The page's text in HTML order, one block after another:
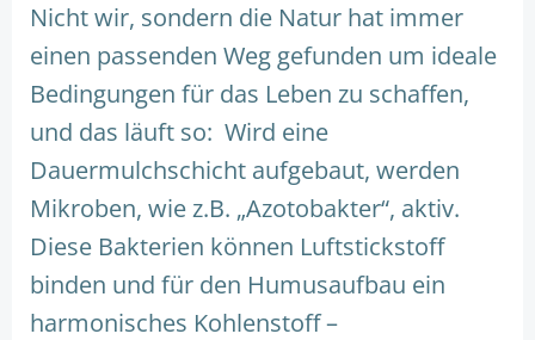
Nicht wir, sondern die Natur hat immer
einen passenden Weg gefunden um ideale
Bedingungen für das Leben zu schaffen,
und das läuft so: Wird eine
Dauermulchschicht aufgebaut, werden
Mikroben, wie z.B. „Azotobakter“, aktiv.
Diese Bakterien können Luftstickstoff
binden und für den Humusaufbau ein
harmonisches Kohlenstoff –